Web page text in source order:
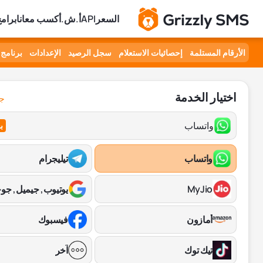
السعر APIأ.ش.أكسب معانا
الأرقام المستلمة إحصائيات الاستعلام سجل الرصيد الإعدادات برنامج
اختيار الخدمة
واتساب
واتساب تيليجرام
MyJio يوتيوب, جيميل,
أمازون فيسبوك
تيك توك آخر